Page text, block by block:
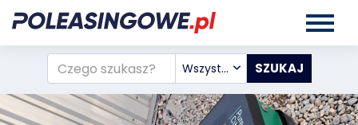
Wszystkie